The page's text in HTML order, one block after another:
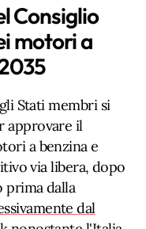
Consiglio
motori a
Stati membri si
approvare il
a benzina e
via libera, dopo
prima dalla
dal